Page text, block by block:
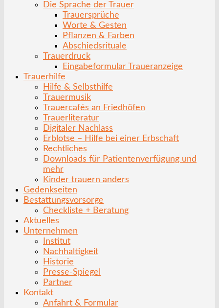
Die Sprache der Trauer
Trauersprüche
Worte & Gesten
Pflanzen & Farben
Abschiedsrituale
Trauerdruck
Eingabeformular Traueranzeige
Trauerhilfe
Hilfe & Selbsthilfe
Trauermusik
Trauercafés an Friedhöfen
Trauerliteratur
Digitaler Nachlass
Erblotse – Hilfe bei einer Erbschaft
Rechtliches
Downloads für Patientenverfügung und
mehr
Kinder trauern anders
Gedenkseiten
Bestattungsvorsorge
Checkliste + Beratung
Aktuelles
Unternehmen
Institut
Nachhaltigkeit
Historie
Presse-Spiegel
Partner
Kontakt
Anfahrt & Formular